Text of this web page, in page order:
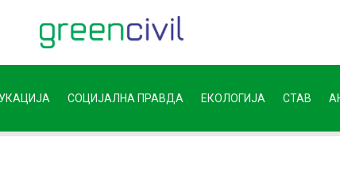
СОЦИЈАЛНА ПРАВДА ЕКОЛОГИЈА СТАВ